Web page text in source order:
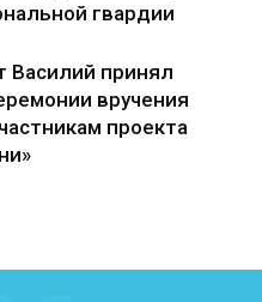
гвардии
Василий принял
вручения
проекта